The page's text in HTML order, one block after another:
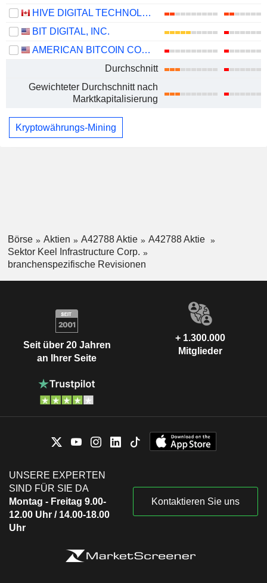
HIVE DIGITAL TECHNOLOGIES LTD.
BIT DIGITAL, INC.
AMERICAN BITCOIN CORP.
Durchschnitt
Gewichteter Durchschnitt nach
Marktkapitalisierung
Kryptowährungs-Mining
Börse Aktien A42788 Aktie
A42788 Aktie
Sektor Keel Infrastructure Corp.
branchenspezifische Revisionen
Seit über 20 Jahren
an Ihrer Seite
+ 1.300.000
Mitglieder
UNSERE EXPERTEN
SIND FÜR SIE DA
Montag - Freitag 9.00-
12.00 Uhr / 14.00-18.00
Uhr
Kontaktieren Sie uns